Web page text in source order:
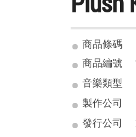
商品條碼
商品編號
音樂類型
製作公司
發行公司